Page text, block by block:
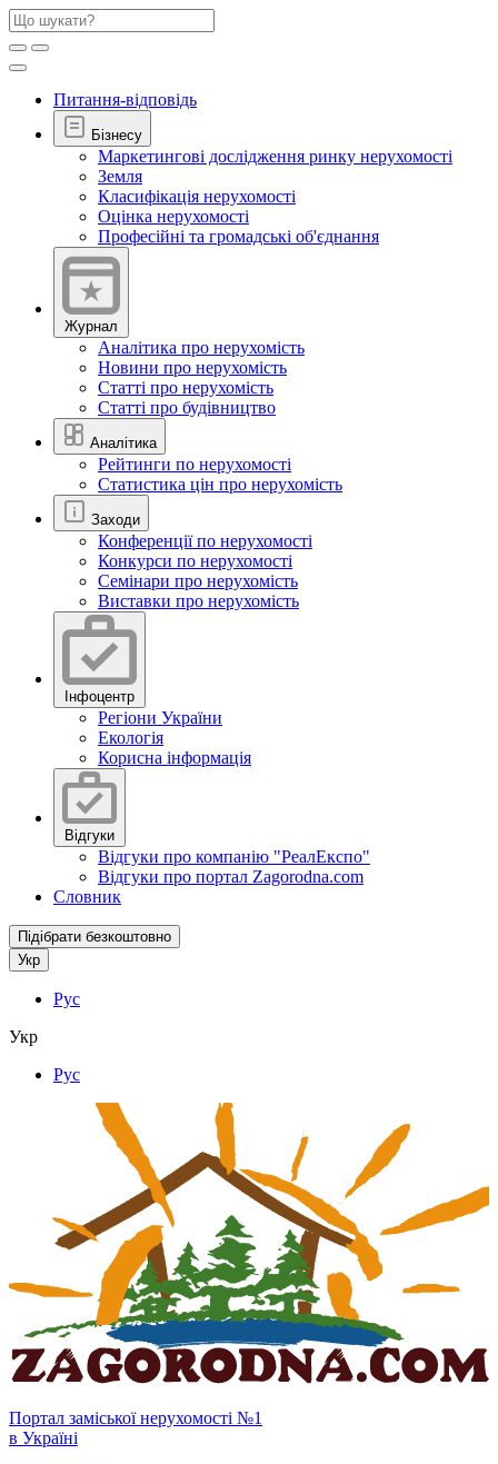
Питання-відповідь
Бізнесу
Маркетингові дослідження ринку нерухомості
Земля
Класифікація нерухомості
Оцінка нерухомості
Професійні та громадські об'єднання
Журнал
Аналітика про нерухомість
Новини про нерухомість
Статті про нерухомість
Статті про будівництво
Аналітика
Рейтинги по нерухомості
Статистика цін про нерухомість
Заходи
Конференції по нерухомості
Конкурси по нерухомості
Семінари про нерухомість
Виставки про нерухомість
Інфоцентр
Регіони України
Екологія
Корисна інформація
Відгуки
Відгуки про компанію "РеалЕкспо"
Відгуки про портал Zagorodna.com
Словник
Підібрати безкоштовно
Укр
Рус
Укр
Рус
Портал заміської нерухомості №1
в Україні